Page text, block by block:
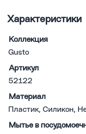
Характеристики
Коллекция
Gusto
Артикул
52122
Материал
Пластик, Силикон,
Мытье в